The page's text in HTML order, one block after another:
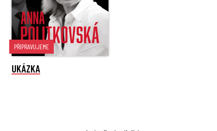
PŘIPRAVUJEME
UKÁZKA